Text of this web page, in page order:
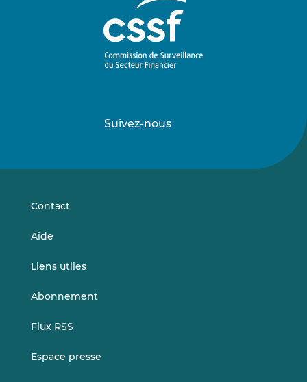
Suivez-nous
sursur
Contact
Aide
Liens utiles
Abonnement
Flux RSS
Espace presse